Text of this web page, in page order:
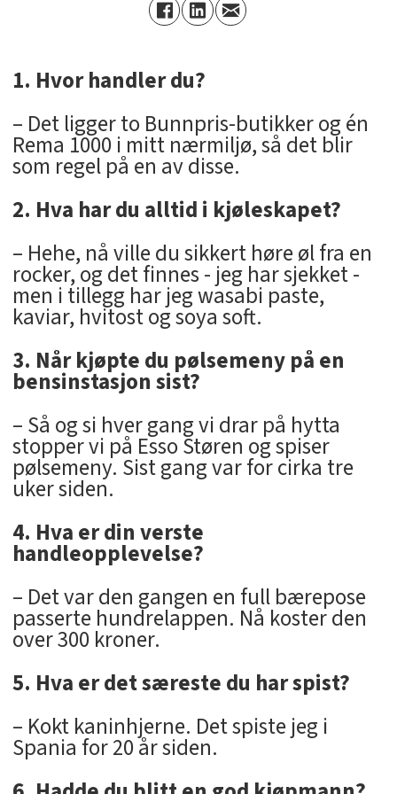
1. Hvor handler du?
– Det ligger to Bunnpris-butikker og én
Rema 1000 i mitt nærmiljø, så det blir
som regel på en av disse.
2. Hva har du alltid i kjøleskapet?
– Hehe, nå ville du sikkert høre øl fra en
rocker, og det finnes - jeg har sjekket -
men i tillegg har jeg wasabi paste,
kaviar, hvitost og soya soft.
3. Når kjøpte du pølsemeny på en
bensinstasjon sist?
– Så og si hver gang vi drar på hytta
stopper vi på Esso Støren og spiser
pølsemeny. Sist gang var for cirka tre
uker siden.
4. Hva er din verste
handleopplevelse?
– Det var den gangen en full bærepose
passerte hundrelappen. Nå koster den
over 300 kroner.
5. Hva er det særeste du har spist?
– Kokt kaninhjerne. Det spiste jeg i
Spania for 20 år siden.